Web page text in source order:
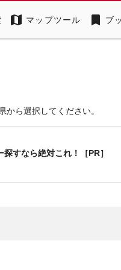
map マップツール bookmark ブ
から選択してください。
すなら絶対これ！［PR］